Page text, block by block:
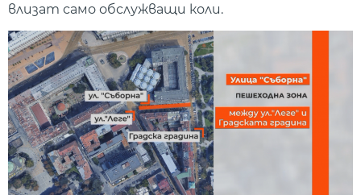
влизат само обслужващи коли.